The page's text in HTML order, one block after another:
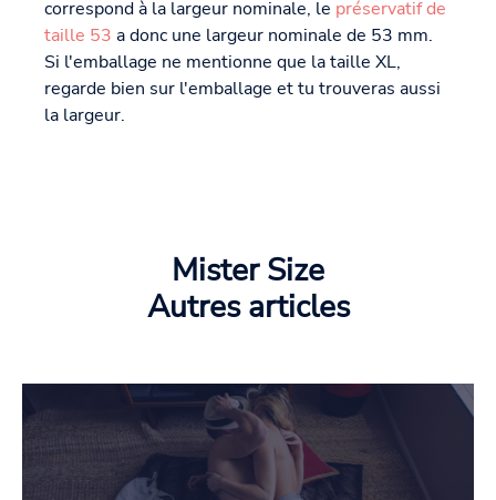
correspond à la largeur nominale, le préservatif de
taille 53 a donc une largeur nominale de 53 mm.
Si l'emballage ne mentionne que la taille XL,
regarde bien sur l'emballage et tu trouveras aussi
la largeur.
Mister Size
Autres articles